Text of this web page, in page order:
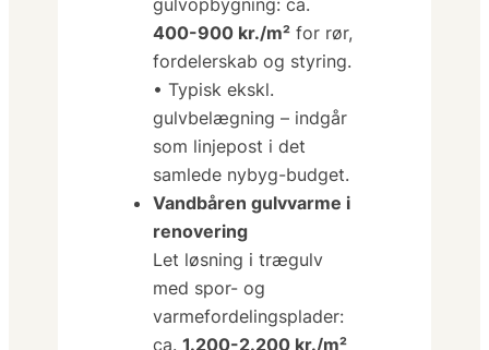
gulvopbygning: ca.
400-900 kr./m² for rør,
fordelerskab og styring.
• Typisk ekskl.
gulvbelægning – indgår
som linjepost i det
samlede nybyg-budget.
Vandbåren gulvvarme i
renovering
Let løsning i trægulv
med spor- og
varmefordelingsplader:
ca.1.200-2.200 kr./m²